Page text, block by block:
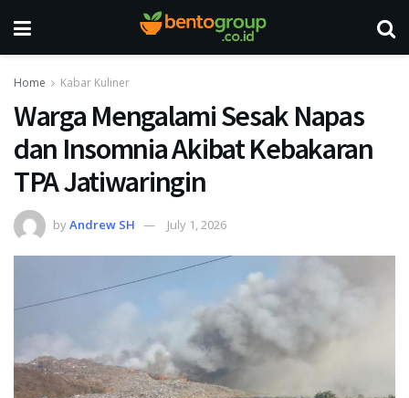
Home Kabar Kuliner
Warga Mengalami Sesak Napas
dan Insomnia Akibat Kebakaran
TPA Jatiwaringin
byAndrew SH July 1, 2026